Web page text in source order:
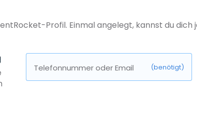
Profil. Einmal angelegt, kannst du dich
Telefonnummer oder Email (benötigt)